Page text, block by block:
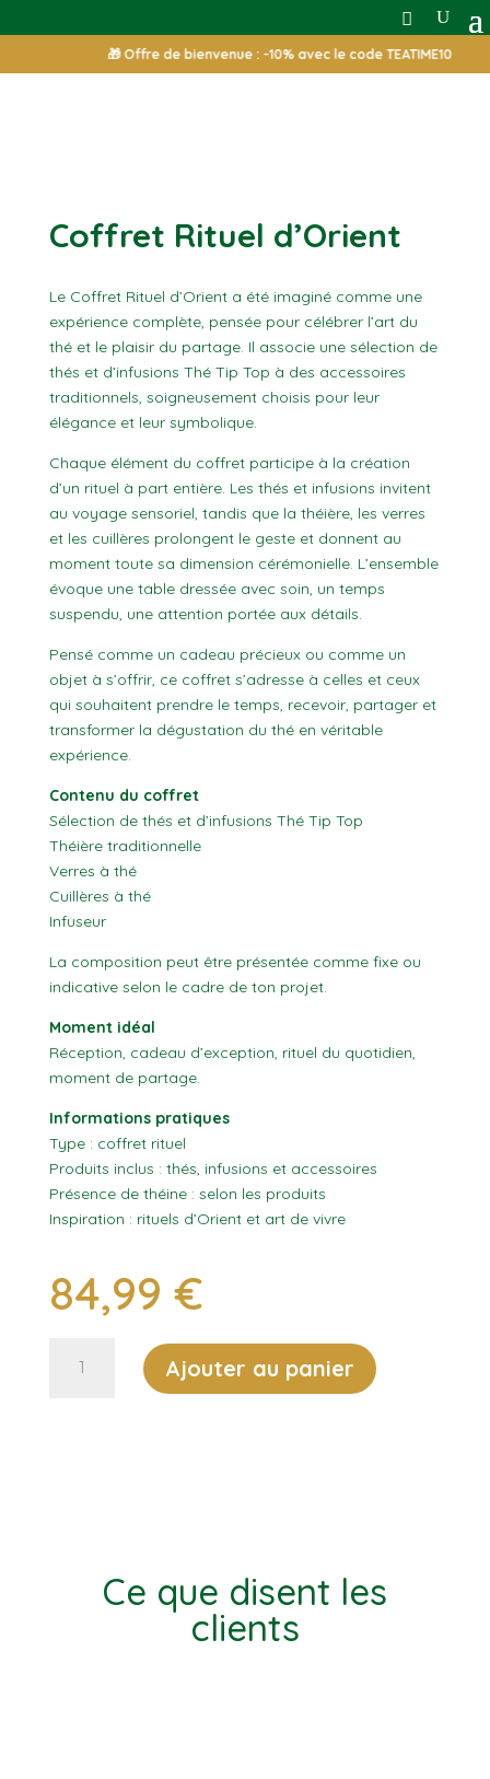
🎁 Offre de bienvenue : -10% avec le
Coffret Rituel d’Orient
Le Coffret Rituel d’Orient a été imaginé comme une
expérience complète, pensée pour célébrer l’art du
thé et le plaisir du partage. Il associe une sélection de
thés et d’infusions Thé Tip Top à des accessoires
traditionnels, soigneusement choisis pour leur
élégance et leur symbolique.
Chaque élément du coffret participe à la création
d’un rituel à part entière. Les thés et infusions invitent
au voyage sensoriel, tandis que la théière, les verres
et les cuillères prolongent le geste et donnent au
moment toute sa dimension cérémonielle. L’ensemble
évoque une table dressée avec soin, un temps
suspendu, une attention portée aux détails.
Pensé comme un cadeau précieux ou comme un
objet à s’offrir, ce coffret s’adresse à celles et ceux
qui souhaitent prendre le temps, recevoir, partager et
transformer la dégustation du thé en véritable
expérience.
Contenu du coffret
Sélection de thés et d’infusions Thé Tip Top
Théière traditionnelle
Verres à thé
Cuillères à thé
Infuseur
La composition peut être présentée comme fixe ou
indicative selon le cadre de ton projet.
Moment idéal
Réception, cadeau d’exception, rituel du quotidien,
moment de partage.
Informations pratiques
Type : coffret rituel
Produits inclus : thés, infusions et accessoires
Présence de théine : selon les produits
Inspiration : rituels d’Orient et art de vivre
84,99 €
Ajouter au panier
Ce que disent les
clients